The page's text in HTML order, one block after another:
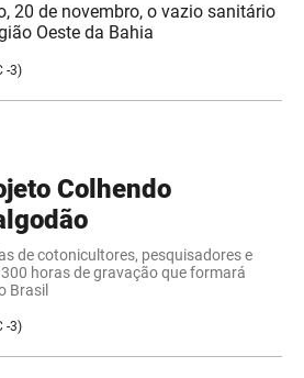
20 de novembro, o vazio sanitário
Oeste da Bahia
-3)
Colhendo
de cotonicultores, pesquisadores e
horas de gravação que formará
Brasil
-3)